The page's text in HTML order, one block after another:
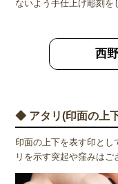
ないよう手仕上げ彫刻を
西
◆ アタリ(印面の上
印面の上下を表す印とし
リを示す突起や窪みはご